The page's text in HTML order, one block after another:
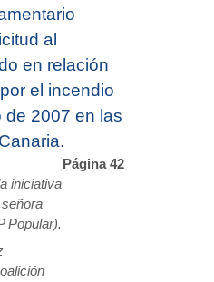
al
en relación
el incendio
de 2007 en las
Página 42
iniciativa
Popular).